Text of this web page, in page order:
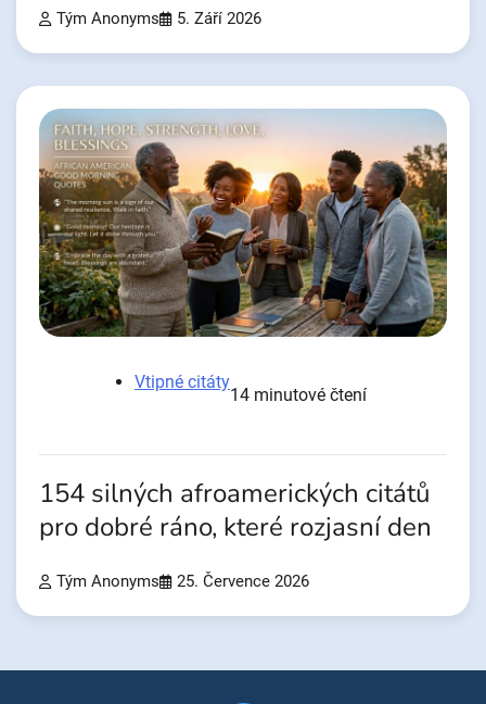
Tým Anonyms 5. Září 2026
Vtipné citáty
14 minutové čtení
154 silných afroamerických citátů
pro dobré ráno, které rozjasní den
Tým Anonyms 25. Července 2026